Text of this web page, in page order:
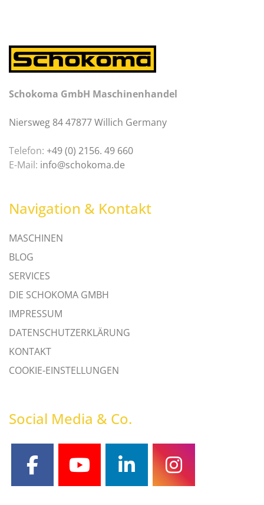
Schokoma GmbH Maschinenhandel
Niersweg 84 47877 Willich Germany
Telefon: +49 (0) 2156. 49 660
E-Mail: info@schokoma.de
Navigation & Kontakt
MASCHINEN
BLOG
SERVICES
DIE SCHOKOMA GMBH
IMPRESSUM
DATENSCHUTZERKLÄRUNG
KONTAKT
COOKIE-EINSTELLUNGEN
Social Media & Co.
facebookyoutubelinkedininstagram